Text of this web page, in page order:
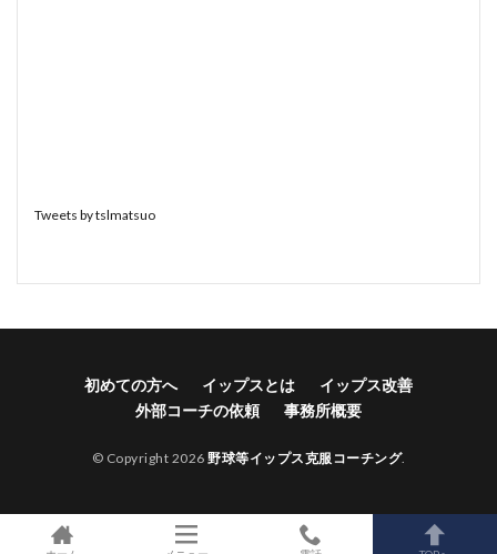
Tweets by tslmatsuo
初めての方へ イップスとは
イップス改善
外部コーチの依頼
事務所概要
© Copyright 2026 野球等イップス克服コーチング.